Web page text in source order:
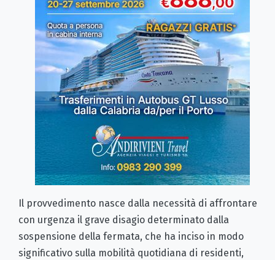
Il provvedimento nasce dalla necessità di affrontare
con urgenza il grave disagio determinato dalla
sospensione della fermata, che ha inciso in modo
significativo sulla mobilità quotidiana di residenti,